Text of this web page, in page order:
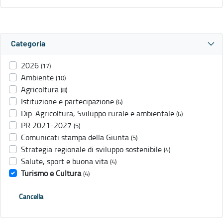
Categoria
2026 (17)
Ambiente (10)
Agricoltura (8)
Istituzione e partecipazione (6)
Dip. Agricoltura, Sviluppo rurale e ambientale (6)
PR 2021-2027 (5)
Comunicati stampa della Giunta (5)
Strategia regionale di sviluppo sostenibile (4)
Salute, sport e buona vita (4)
Turismo e Cultura (4)
Cancella